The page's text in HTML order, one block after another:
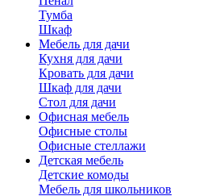
Тумба
Шкаф
Мебель для дачи
Кухня для дачи
Кровать для дачи
Шкаф для дачи
Стол для дачи
Офисная мебель
Офисные столы
Офисные стеллажи
Детская мебель
Детские комоды
Мебель для школьников